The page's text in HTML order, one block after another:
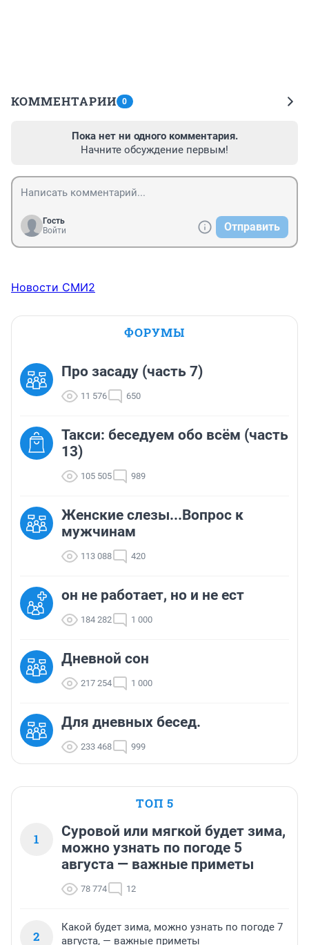
КОММЕНТАРИИ 0
Пока нет ни одного комментария.
Начните обсуждение первым!
Гость
Войти
Отправить
Новости СМИ2
ФОРУМЫ
Про засаду (часть 7)
11 576 650
Такси: беседуем обо всём (часть
13)
105 505 989
Женские слезы...Вопрос к
мужчинам
113 088 420
он не работает, но и не ест
184 282 1 000
Дневной сон
217 254 1 000
Для дневных бесед.
233 468 999
ТОП 5
1
Суровой или мягкой будет зима,
можно узнать по погоде 5
августа — важные приметы
78 774 12
2
Какой будет зима, можно узнать по погоде 7
августа, — важные приметы